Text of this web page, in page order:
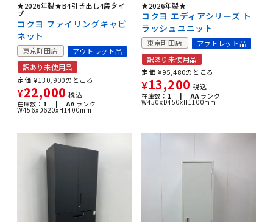
★2026年製★B4引き出し4段タイ
プ
コクヨ ファイリングキャビ
ネット
東京町田店
アウトレット品
訳あり未使用品
定価 ¥130,900のところ
¥22,000 税込
在庫数： 1 | AAランク
W456xD620xH1400mm
★2026年製★
コクヨ エディアシリーズ ト
ラッシュユニット
東京町田店
アウトレット品
訳あり未使用品
定価 ¥95,480のところ
¥13,200 税込
在庫数： 1 | AAランク
W450xD450xH1100mm